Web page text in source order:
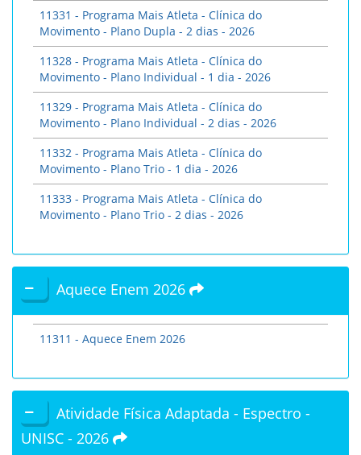
11331 - Programa Mais Atleta - Clínica do
Movimento - Plano Dupla - 2 dias - 2026
11328 - Programa Mais Atleta - Clínica do
Movimento - Plano Individual - 1 dia - 2026
11329 - Programa Mais Atleta - Clínica do
Movimento - Plano Individual - 2 dias - 2026
11332 - Programa Mais Atleta - Clínica do
Movimento - Plano Trio - 1 dia - 2026
11333 - Programa Mais Atleta - Clínica do
Movimento - Plano Trio - 2 dias - 2026
Aquece Enem 2026
11311 - Aquece Enem 2026
Atividade Física Adaptada - Espectro -
UNISC - 2026